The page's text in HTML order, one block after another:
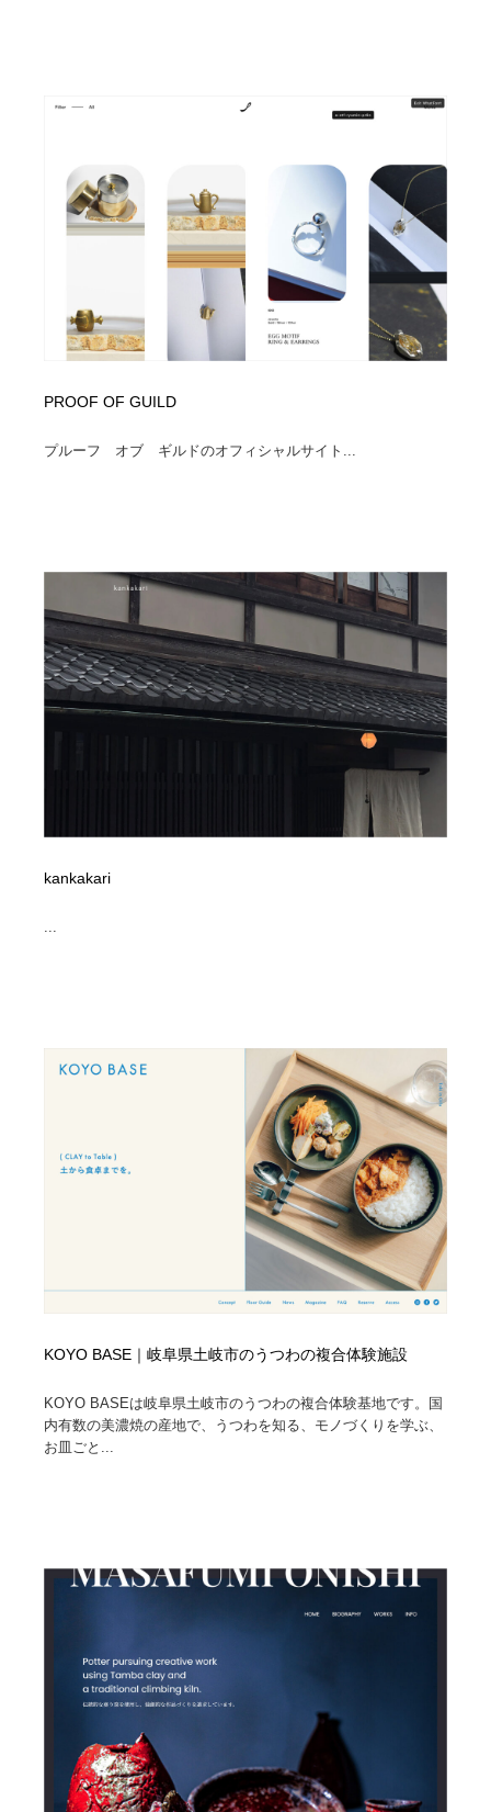
PROOF OF GUILD
プルーフ オブ ギルドのオフィシャルサイト...
kankakari
...
KOYO BASE｜岐阜県土岐市のうつわの複合体験施設
KOYO BASEは岐阜県土岐市のうつわの複合体験基地です。国
内有数の美濃焼の産地で、うつわを知る、モノづくりを学ぶ、
お皿ごと...